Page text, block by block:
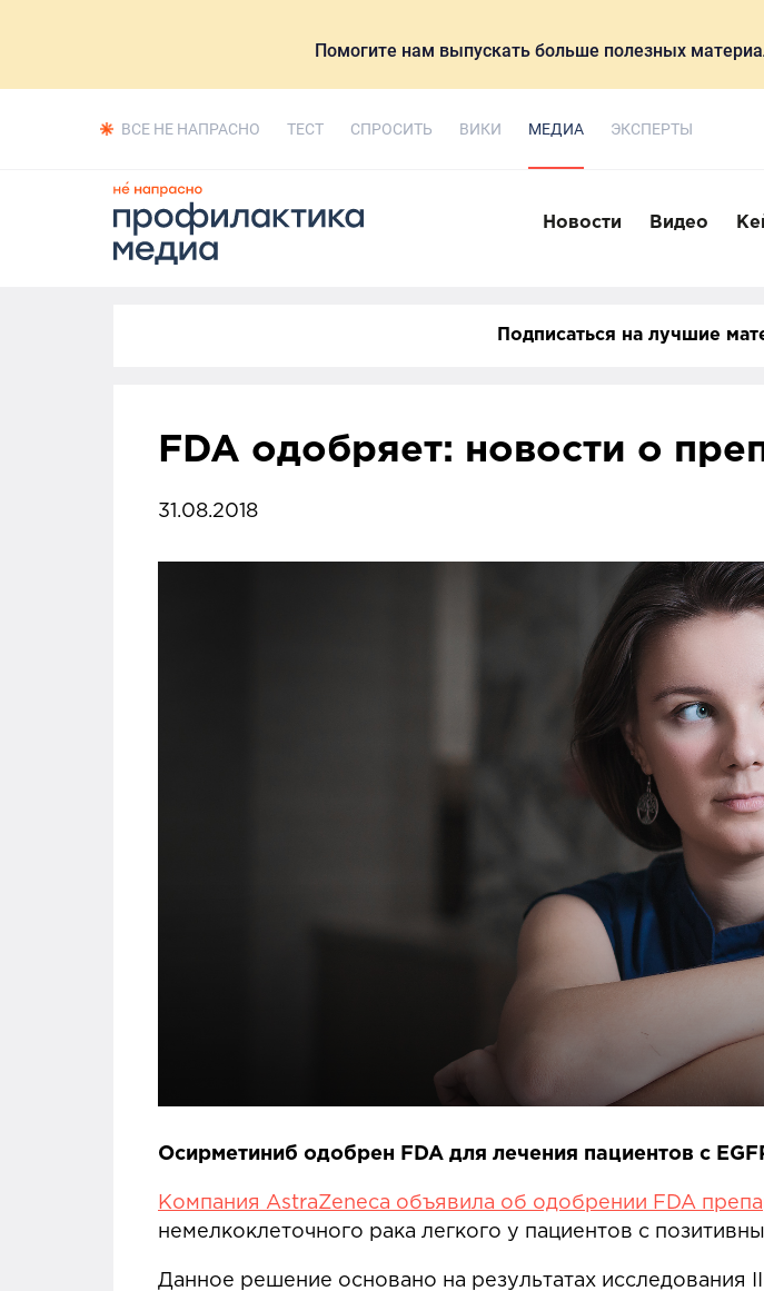
Помогите нам выпускать больше полезных
ВСЕ НЕ НАПРАСНО ТЕСТ СПРОСИТЬ ВИКИ МЕДИА ЭКСПЕРТЫ
Новости Видео
Подписаться на лучшие
FDA одобряет: новости о
31.08.2018
Осирметиниб одобрен FDA для лечения пациентов с
Компания AstraZeneca объявила об одобрении FDA
немелкоклеточного рака легкого у пациентов с
Данное решение основано на результатах